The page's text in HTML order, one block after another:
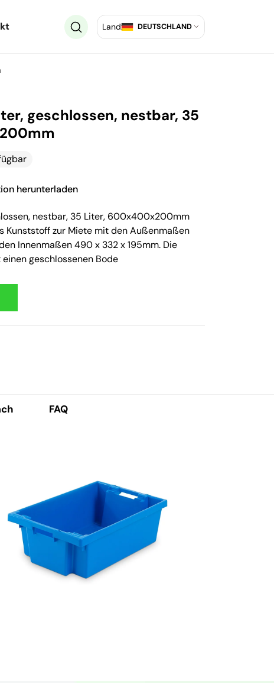
Land: DEUTSCHLAND
geschlossen, nestbar, 35
herunterladen
nestbar, 35 Liter, 600x400x200mm
Kunststoff zur Miete mit den Außenmaßen
Innenmaßen 490 x 332 x 195mm. Die
geschlossenen Bode
FAQ